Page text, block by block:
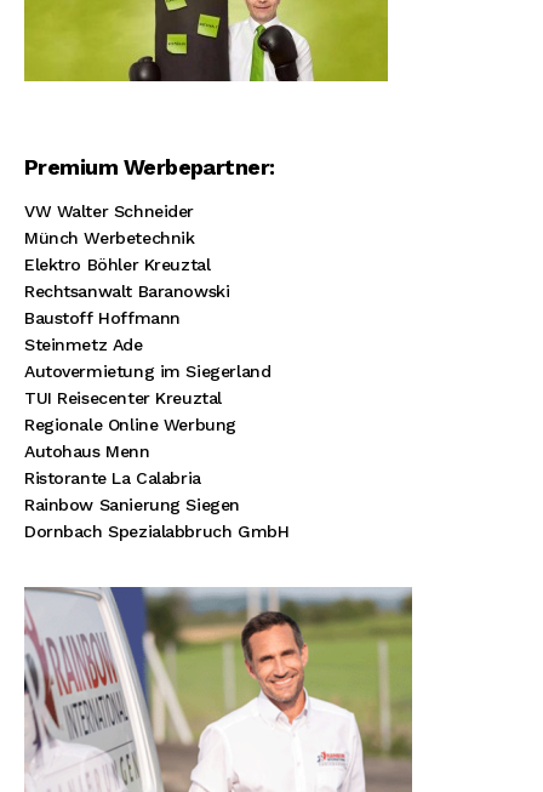
Premium Werbepartner:
VW Walter Schneider
Münch Werbetechnik
Elektro Böhler Kreuztal
Rechtsanwalt Baranowski
Baustoff Hoffmann
Steinmetz Ade
Autovermietung im Siegerland
TUI Reisecenter Kreuztal
Regionale Online Werbung
Autohaus Menn
Ristorante La Calabria
Rainbow Sanierung Siegen
Dornbach Spezialabbruch GmbH